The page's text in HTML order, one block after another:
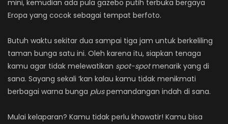
mini, kemudian ada pula gazebo putih terbuka bergaya
Eropa yang cocok sebagai tempat berfoto.
Butuh waktu sekitar dua sampai tiga jam untuk berkeliling
taman bunga satu ini. Oleh karena itu, siapkan tenaga
kamu agar tidak melewatikan spot-spotmenarik yang di
sana. Sayang sekali ‘kan kalau kamu tidak menikmati
berbagai warna bunga pluspemandangan indah di sana.
Mulai kelaparan? Kamu tidak perlu khawatir! Kamu bisa